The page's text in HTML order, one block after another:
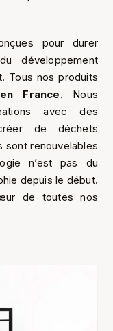
pour durer
développement
Tous nos produits
France. Nous
avec des
de déchets
sont renouvelables
n’est pas du
depuis le début.
de toutes nos